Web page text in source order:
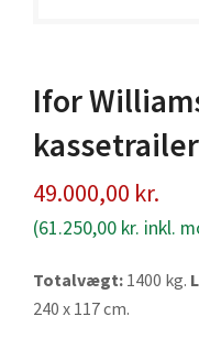
Ifor
kassetrailer
49.000,00 kr.
(61.250,00 kr. inkl.
Totalvægt: 1400 kg.
240 x 117 cm.